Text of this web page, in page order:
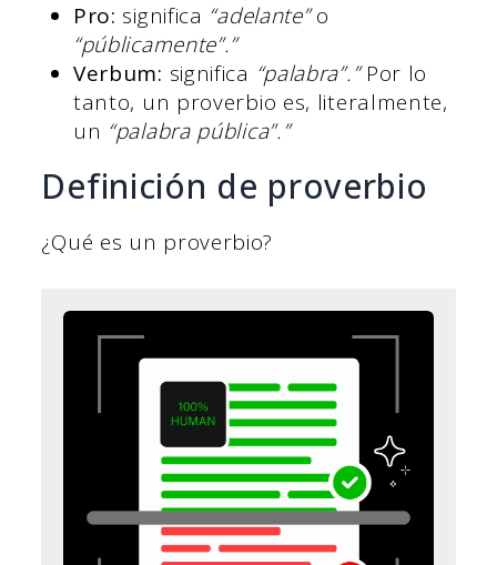
Pro: significa “adelante”o
“públicamente”.”
Verbum: significa “palabra”.”Por lo
tanto, un proverbio es, literalmente,
un “palabra pública”.”
Definición de proverbio
¿Qué es un proverbio?